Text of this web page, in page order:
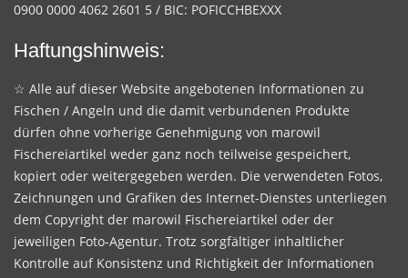
0900 0000 4062 2601 5 / BIC: POFICCHBEXXX
Haftungshinweis:
☆ Alle auf dieser Website angebotenen Informationen zu
Fischen / Angeln und die damit verbundenen Produkte
dürfen ohne vorherige Genehmigung von marowil
Fischereiartikel weder ganz noch teilweise gespeichert,
kopiert oder weitergegeben werden. Die verwendeten Fotos,
Zeichnungen und Grafiken des Internet-Dienstes unterliegen
dem Copyright der marowil Fischereiartikel oder der
jeweiligen Foto-Agentur. Trotz sorgfältiger inhaltlicher
Kontrolle auf Konsistenz und Richtigkeit der Informationen